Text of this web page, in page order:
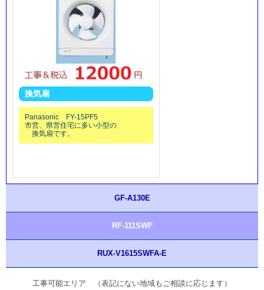
換気扇
Panasonic FY-15PF5
市営、県営住宅に多い小型の
換気扇です。
GF-A130E
RF-111SWF
RUX-V1615SWFA-E
工事可能エリア （表記にない地域もご相談に応じます）